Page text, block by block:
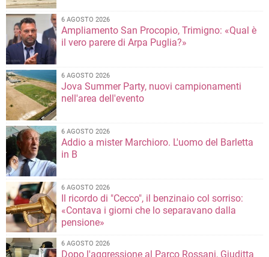
6 AGOSTO 2026
Ampliamento San Procopio, Trimigno: «Qual è
il vero parere di Arpa Puglia?»
6 AGOSTO 2026
Jova Summer Party, nuovi campionamenti
nell'area dell'evento
6 AGOSTO 2026
Addio a mister Marchioro. L'uomo del Barletta
in B
6 AGOSTO 2026
Il ricordo di "Cecco", il benzinaio col sorriso:
«Contava i giorni che lo separavano dalla
pensione»
6 AGOSTO 2026
Dopo l'aggressione al Parco Rossani, Giuditta